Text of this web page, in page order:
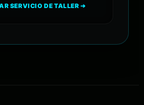
SERVICIO DE TALLER ➔